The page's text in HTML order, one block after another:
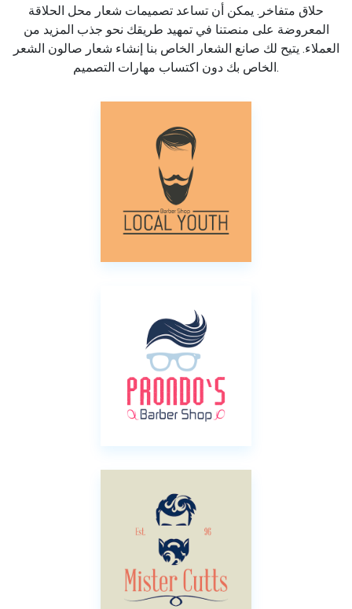
حلاق متفاخر. يمكن أن تساعد تصميمات شعار محل الحلاقة
المعروضة على منصتنا في تمهيد طريقك نحو جذب المزيد من
العملاء. يتيح لك صانع الشعار الخاص بنا إنشاء شعار صالون الشعر
الخاص بك دون اكتساب مهارات التصميم.